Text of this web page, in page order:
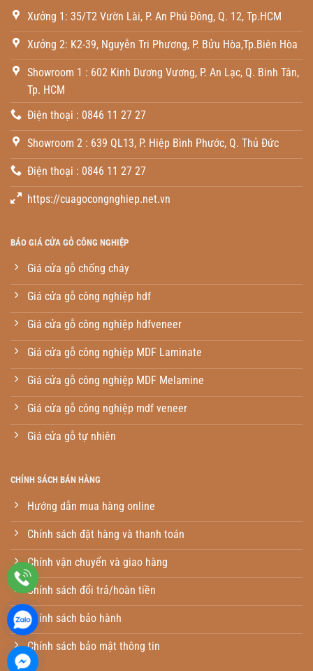
Xưởng 1: 35/T2 Vườn Lài, P. An Phú Đông, Q. 12, Tp.HCM
Xưởng 2: K2-39, Nguyễn Tri Phương, P. Bửu Hòa,Tp.Biên Hòa
Showroom 1 : 602 Kinh Dương Vương, P. An Lạc, Q. Binh Tân,
Tp. HCM
Điện thoại : 0846 11 27 27
Showroom 2 : 639 QL13, P. Hiệp Bình Phước, Q. Thủ Đức
Điện thoại : 0846 11 27 27
https://cuagocongnghiep.net.vn
BÁO GIÁ CỬA GỖ CÔNG NGHIỆP
Giá cửa gỗ chống cháy
Giá cửa gỗ công nghiệp hdf
Giá cửa gỗ công nghiệp hdfveneer
Giá cửa gỗ công nghiệp MDF Laminate
Giá cửa gỗ công nghiệp MDF Melamine
Giá cửa gỗ công nghiệp mdf veneer
Giá cửa gỗ tự nhiên
CHÍNH SÁCH BÁN HÀNG
Hướng dẫn mua hàng online
Chính sách đặt hàng và thanh toán
Chính vận chuyển và giao hàng
Chính sách đổi trả/hoàn tiền
Chính sách bảo hành
Chính sách bảo mật thông tin